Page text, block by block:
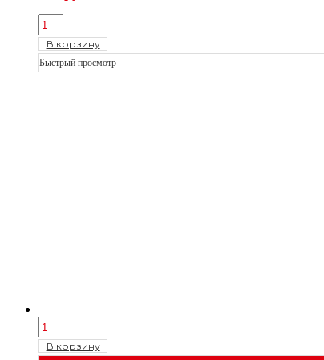
В корзину
Быстрый просмотр
В корзину